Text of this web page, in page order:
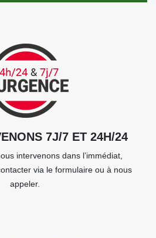
7J/7 ET 24H/24
intervenons dans l’immédiat,
via le formulaire ou à nous
appeler.